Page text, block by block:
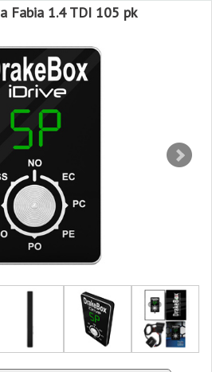
Fabia 1.4 TDI 105 pk